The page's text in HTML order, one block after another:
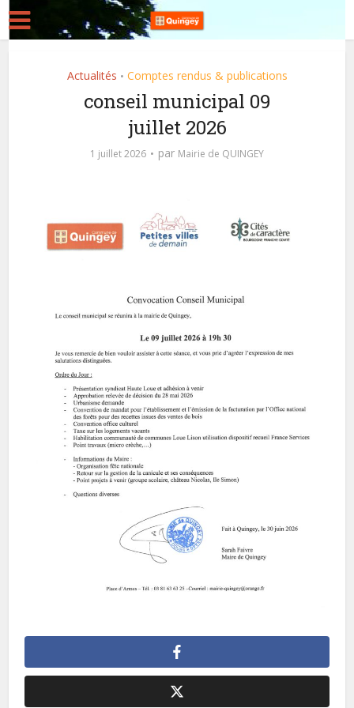
Actualités • Comptes rendus & publications
conseil municipal 09
juillet 2026
1 juillet 2026 par Mairie de QUINGEY